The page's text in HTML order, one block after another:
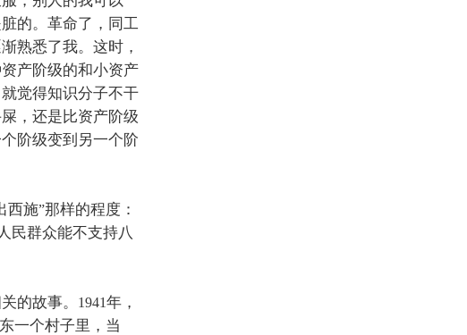
的。革命了，同工
熟悉了我。这时，
产阶级的和小资产
觉得知识分子不干
，还是比资产阶级
阶级变到另一个阶
西施”那样的程度：
民群众能不支持八
的故事。 1941年，
一个村子里，当